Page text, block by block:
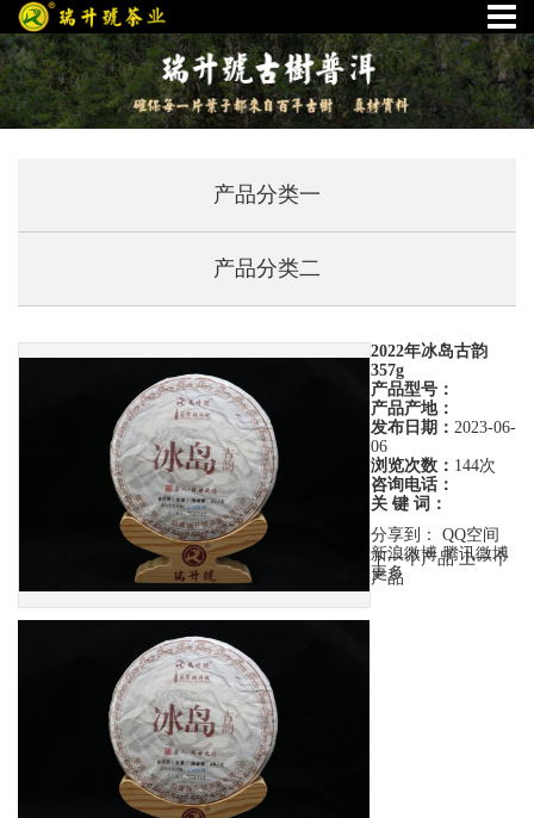
产品分类一
产品分类二
2022年冰岛古韵
357g
产品型号：
产品产地：
发布日期： 2023-06-
06
浏览次数： 144次
咨询电话：
关 键 词：
分享到：
QQ空间
新浪微博 腾讯微博
更多
下一个产品上一个
产品